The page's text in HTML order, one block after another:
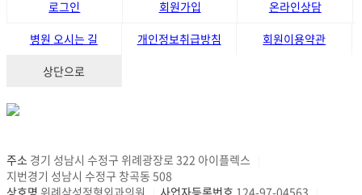
로그인 회원가입
온라인상담
병원 오시는 길
개인정보취급방침
회원이용약관
상단으로
주소 경기 성남시 수정구 위례광장로 322 아이플렉스
지번경기 성남시 수정구 창곡동 508
상호명 위례삼성정형외과의원 사업자등록번호 124-97-04563